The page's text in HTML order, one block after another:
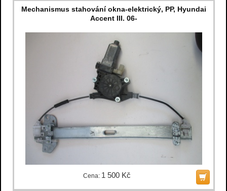
Mechanismus stahování okna-elektrický, PP, Hyundai
Accent III. 06-
Cena: 1 500 Kč